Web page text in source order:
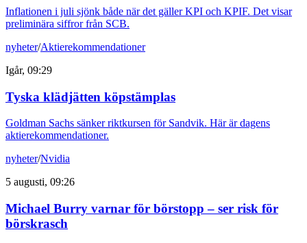
Inflationen i juli sjönk både när det gäller KPI och KPIF. Det visar
preliminära siffror från SCB.
nyheter/Aktierekommendationer
Igår, 09:29
Tyska klädjätten köpstämplas
Goldman Sachs sänker riktkursen för Sandvik. Här är dagens
aktierekommendationer.
nyheter/Nvidia
5 augusti, 09:26
Michael Burry varnar för börstopp – ser risk för
börskrasch